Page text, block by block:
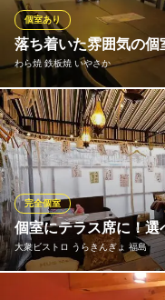
意しております！その日
い。
季楽酒場 おっきゃがり
海鮮と日本酒特化居酒
ＪＲ大阪環状線福島駅
大阪府大阪市福島区福島7-2-5
落ち着いた雰囲気の個
わら焼 鉄板焼 いやさか
個室あり
宴会に、プライベートに
個室のご用意ございます
ください。
わら焼 鉄板焼 いやさ
本格わら焼と鉄板焼
ＪＲ大阪環状線福島駅
大阪府大阪市福島区福島7-7-3
個室にテラス席に！選
大衆ビストロ うらきんぎょ 福島
完全個室